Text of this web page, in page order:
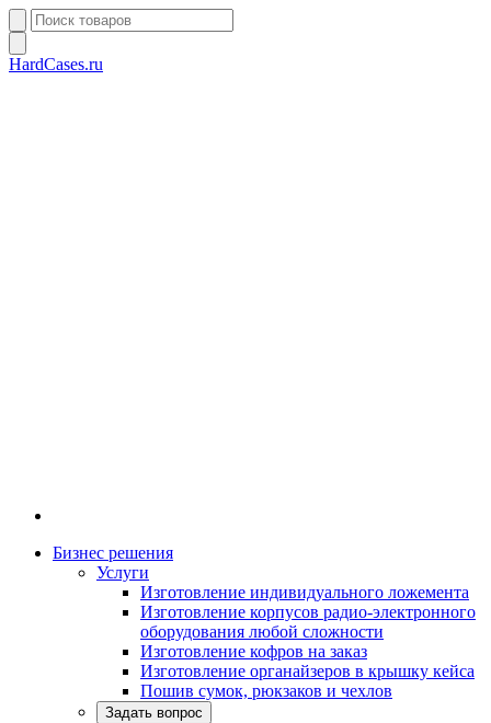
HardCases.ru
Бизнес решения
Услуги
Изготовление индивидуального ложемента
Изготовление корпусов радио-электронного
оборудования любой сложности
Изготовление кофров на заказ
Изготовление органайзеров в крышку кейса
Пошив сумок, рюкзаков и чехлов
Задать вопрос